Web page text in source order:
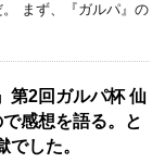
まず、『ガルパ』の
第2回ガルパ杯 仙
感想を語る。と
でした。